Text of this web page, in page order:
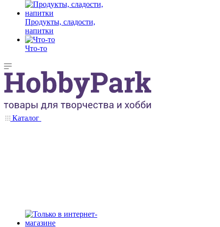
Продукты, сладости,
напитки
Что-то
Каталог